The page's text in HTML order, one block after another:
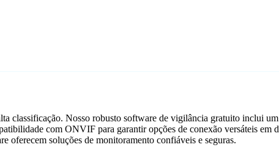
classificação. Nosso robusto software de vigilância gratuito inclui um
com ONVIF para garantir opções de conexão versáteis em
oferecem soluções de monitoramento confiáveis e seguras.